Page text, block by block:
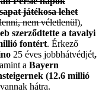
játékosa lehet
nem véletlenül),
szerződtette a tavalyi
fontért. Érkező
25 éves jobbhátvédjét,
a Bayern
(12.6 millió
hátra.